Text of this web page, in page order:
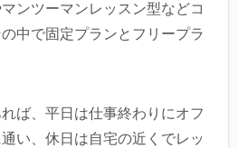
ンツーマンレッスン型などコ
中で固定プランとフリープラ
ば、平日は仕事終わりにオフ
い、休日は自宅の近くでレッ